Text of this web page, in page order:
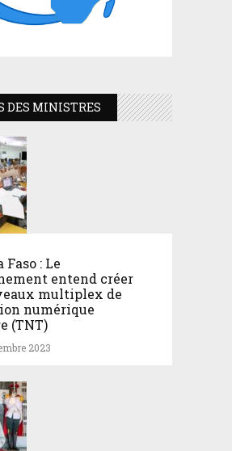
DES MINISTRES
: Le
entend créer
multiplex de
numérique
(TNT)
2023